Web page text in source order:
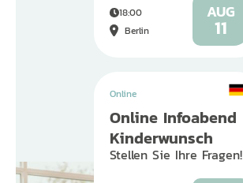
18:00
Berlin
AUG
11
Online
Online Infoabend
Kinderwunsch
Stellen Sie Ihre Fragen!